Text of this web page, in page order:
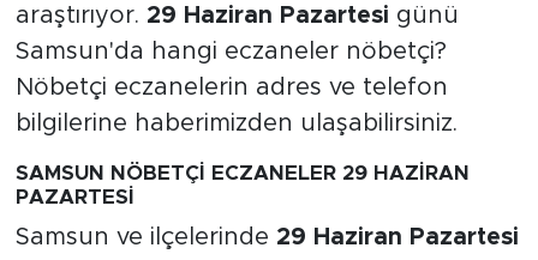
araştırıyor. 29 Haziran Pazartesi günü
Samsun'da hangi eczaneler nöbetçi?
Nöbetçi eczanelerin adres ve telefon
bilgilerine haberimizden ulaşabilirsiniz.
SAMSUN NÖBETÇİ ECZANELER 29 HAZİRAN
PAZARTESİ
Samsun ve ilçelerinde 29 Haziran Pazartesi